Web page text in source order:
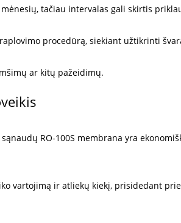
tačiau intervalas gali skirtis
procedūrą, siekiant užtikrinti
ar kitų pažeidimų.
RO-100S membrana yra
vartojimą ir atliekų kiekį, prisidedant